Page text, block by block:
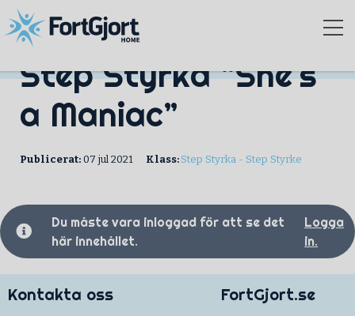
Step Styrka “She`s
a Maniac”
Publicerat: 07 jul 2021 Klass: Step Styrka - Step Styrke
Du måste vara inloggad för att se det
här innehållet.
Logga
in.
Kontakta oss FortGjort.se